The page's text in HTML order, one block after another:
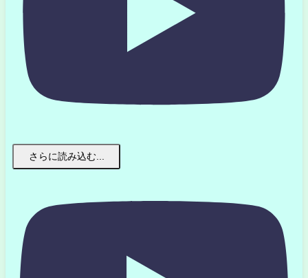
さらに読み込む...